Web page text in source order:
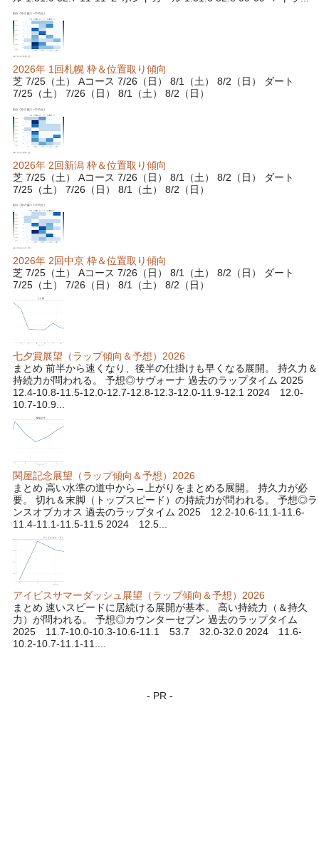
2026年 1回札幌 枠＆位置取り傾向
芝 7/25（土） Aコース 7/26（日） 8/1（土） 8/2（日） ダート
7/25（土） 7/26（日） 8/1（土） 8/2（日）
2026年 2回新潟 枠＆位置取り傾向
芝 7/25（土） Aコース 7/26（日） 8/1（土） 8/2（日） ダート
7/25（土） 7/26（日） 8/1（土） 8/2（日）
2026年 2回中京 枠＆位置取り傾向
芝 7/25（土） Aコース 7/26（日） 8/1（土） 8/2（日） ダート
7/25（土） 7/26（日） 8/1（土） 8/2（日）
七夕賞展望（ラップ傾向＆予想）2026
まとめ 前半から速くなり、後半の仕掛けも早くなる展開。 持久力＆
持続力が問われる。 予想◎サヴォーナ 過去のラップタイム 2025
12.4-10.8-11.5-12.0-12.7-12.8-12.3-12.0-11.9-12.1 2024 12.0-
10.7-10.9...
関屋記念展望（ラップ傾向＆予想）2026
まとめ 高い水準の道中から→上がりをまとめる展開。 持久力が必
要。 切れ＆末脚（トップスピード）の持続力が問われる。 予想◎ラ
ンスオブカオス 過去のラップタイム 2025 12.2-10.6-11.1-11.6-
11.4-11.1-11.5-11.5 2024 12.5...
アイビスサマーダッシュ展望（ラップ傾向＆予想）2026
まとめ 速いスピードに居続ける展開が基本。 高い持続力（＆持久
力）が問われる。 予想◎カウンターセブン 過去のラップタイム
2025 11.7-10.0-10.3-10.6-11.1 53.7 32.0-32.0 2024 11.6-
10.2-10.7-11.1-11....
- PR -